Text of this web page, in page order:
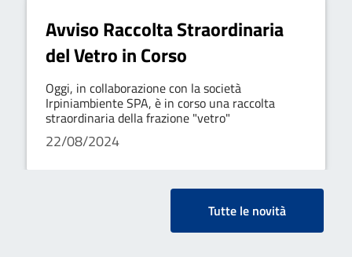
Avviso Raccolta Straordinaria
del Vetro in Corso
Oggi, in collaborazione con la società
Irpiniambiente SPA, è in corso una raccolta
straordinaria della frazione "vetro"
22/08/2024
Tutte le novità